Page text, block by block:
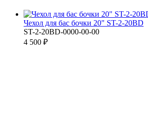
Чехол для бас бочки 20" ST-2-20BD
ST-2-20BD-0000-00-00
4 500 ₽